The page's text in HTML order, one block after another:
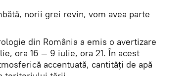
norii grei revin, vom avea parte
din România a emis o avertizare
ora 16 — 9 iulie, ora 21. În acest
accentuată, cantități de apă